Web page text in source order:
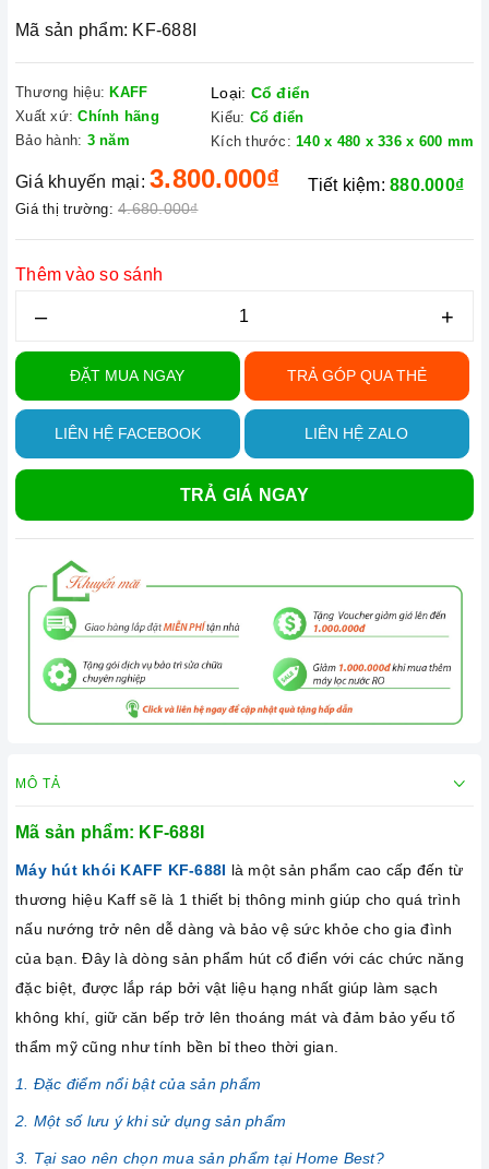
Mã sản phẩm: KF-688I
Thương hiệu: KAFF
Xuất xứ: Chính hãng
Bảo hành: 3 năm
Loại: Cổ điển
Kiểu: Cổ điển
Kích thước: 140 x 480 x 336 x 600 mm
Giá khuyến mại: 3.800.000₫
Giá thị trường: 4.680.000₫
Tiết kiệm:880.000₫
Thêm vào so sánh
– +
ĐẶT MUA NGAY TRẢ GÓP QUA THẺ
LIÊN HỆ FACEBOOK LIÊN HỆ ZALO
TRẢ GIÁ NGAY
MÔ TẢ
Mã sản phẩm: KF-688I
Máy hút khói KAFF KF-688I là một sản phẩm cao cấp đến từ
thương hiệu Kaff sẽ là 1 thiết bị thông minh giúp cho quá trình
nấu nướng trở nên dễ dàng và bảo vệ sức khỏe cho gia đình
của bạn. Đây là dòng sản phẩm hút cổ điển với các chức năng
đặc biệt, được lắp ráp bởi vật liệu hạng nhất giúp làm sạch
không khí, giữ căn bếp trở lên thoáng mát và đảm bảo yếu tố
thẩm mỹ cũng như tính bền bỉ theo thời gian.
1. Đặc điểm nổi bật của sản phẩm
2. Một số lưu ý khi sử dụng sản phẩm
3. Tại sao nên chọn mua sản phẩm tại Home Best?